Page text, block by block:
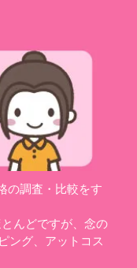
の調査・比較をす
んどですが、念の
ング、アットコス